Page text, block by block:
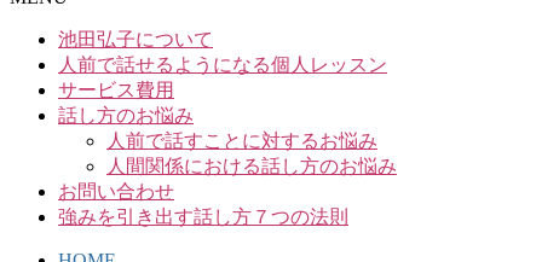
池田弘子について
人前で話せるようになる個人レッスン
サービス費用
話し方のお悩み
人前で話すことに対するお悩み
人間関係における話し方のお悩み
お問い合わせ
強みを引き出す話し方７つの法則